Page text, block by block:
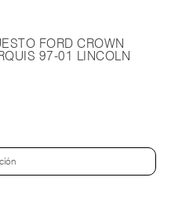
FORD CROWN
97-01 LINCOLN